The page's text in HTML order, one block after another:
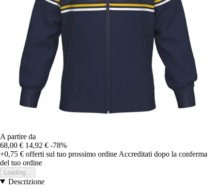
A partire da
68,00 € 14,92 € -78%
+0,75 € offerti sul tuo prossimo ordine Accreditati dopo la conferma
del tuo ordine
Loading...
Descrizione